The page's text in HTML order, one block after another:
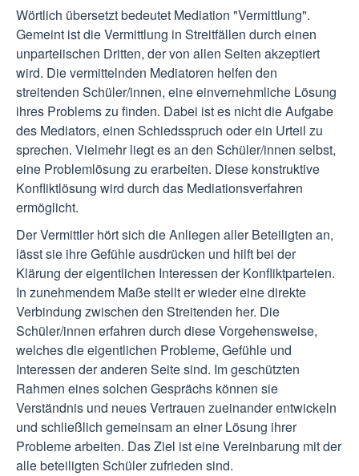
Wörtlich übersetzt bedeutet Mediation "Vermittlung".
Gemeint ist die Vermittlung in Streitfällen durch einen
unparteiischen Dritten, der von allen Seiten akzeptiert
wird. Die vermittelnden Mediatoren helfen den
streitenden Schüler/innen, eine einvernehmliche Lösung
ihres Problems zu finden. Dabei ist es nicht die Aufgabe
des Mediators, einen Schiedsspruch oder ein Urteil zu
sprechen. Vielmehr liegt es an den Schüler/innen selbst,
eine Problemlösung zu erarbeiten. Diese konstruktive
Konfliktlösung wird durch das Mediationsverfahren
ermöglicht.
Der Vermittler hört sich die Anliegen aller Beteiligten an,
lässt sie ihre Gefühle ausdrücken und hilft bei der
Klärung der eigentlichen Interessen der Konfliktparteien.
In zunehmendem Maße stellt er wieder eine direkte
Verbindung zwischen den Streitenden her. Die
Schüler/innen erfahren durch diese Vorgehensweise,
welches die eigentlichen Probleme, Gefühle und
Interessen der anderen Seite sind. Im geschützten
Rahmen eines solchen Gesprächs können sie
Verständnis und neues Vertrauen zueinander entwickeln
und schließlich gemeinsam an einer Lösung ihrer
Probleme arbeiten. Das Ziel ist eine Vereinbarung mit der
alle beteiligten Schüler zufrieden sind.